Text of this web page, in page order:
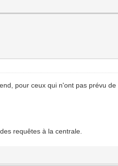
pour ceux qui n'ont pas prévu
requêtes à la centrale.